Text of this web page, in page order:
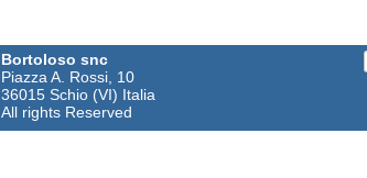
Bortoloso snc
Piazza A. Rossi, 10
36015 Schio (VI) Italia
All rights Reserved